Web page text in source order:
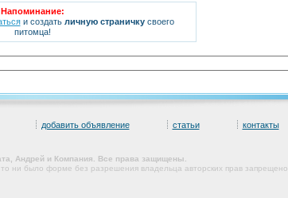
Напоминание:
и создать личную страничкусвоего
питомца!
добавить объявление статьи контакты
Андрей и Компания. Все права защищены.
ни было форме без разрешения владельца авторских прав запрещено.